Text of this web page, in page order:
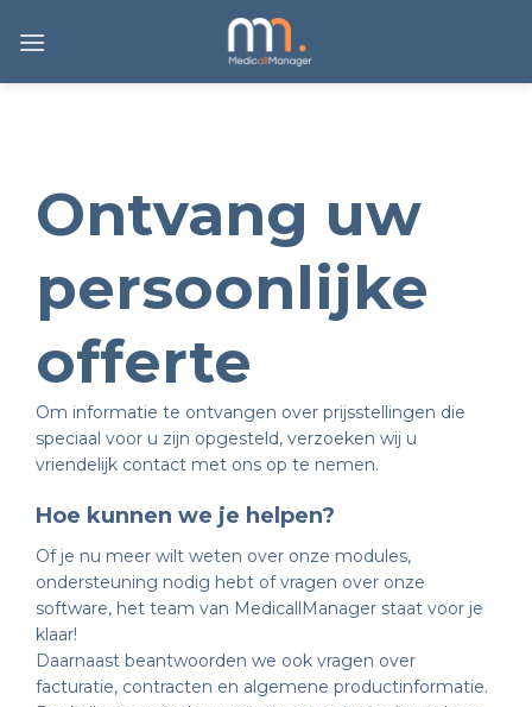
naar
Ontvang uw
persoonlijke
offerte
Om informatie te ontvangen over prijsstellingen die
speciaal voor u zijn opgesteld, verzoeken wij u
vriendelijk contact met ons op te nemen.
Hoe kunnen we je helpen?
Of je nu meer wilt weten over onze modules,
ondersteuning nodig hebt of vragen over onze
software, het team van MedicallManager staat voor je
klaar!
Daarnaast beantwoorden we ook vragen over
facturatie, contracten en algemene productinformatie.